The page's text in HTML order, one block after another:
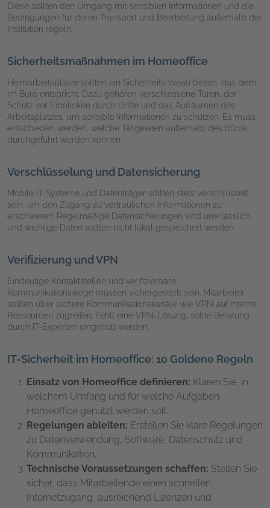
Diese sollten den Umgang mit sensiblen Informationen und die
Bedingungen für deren Transport und Bearbeitung außerhalb der
Institution regeln.
Sicherheitsmaßnahmen im Homeoffice
Heimarbeitsplätze sollten ein Sicherheitsniveau bieten, das dem
im Büro entspricht. Dazu gehören verschlossene Türen, der
Schutz vor Einblicken durch Dritte und das Aufräumen des
Arbeitsplatzes, um sensible Informationen zu schützen. Es muss
entschieden werden, welche Tätigkeiten außerhalb des Büros
durchgeführt werden können.
Verschlüsselung und Datensicherung
Mobile IT-Systeme und Datenträger sollten stets verschlüsselt
sein, um den Zugang zu vertraulichen Informationen zu
erschweren. Regelmäßige Datensicherungen sind unerlässlich,
und wichtige Daten sollten nicht lokal gespeichert werden.
Verifizierung und VPN
Eindeutige Kontaktstellen und verifizierbare
Kommunikationswege müssen sichergestellt sein. Mitarbeiter
sollten über sichere Kommunikationskanäle wie VPN auf interne
Ressourcen zugreifen. Fehlt eine VPN-Lösung, sollte Beratung
durch IT-Experten eingeholt werden.
IT-Sicherheit im Homeoffice: 10 Goldene Regeln
Einsatz von Homeoffice definieren: Klären Sie, in
welchem Umfang und für welche Aufgaben
Homeoffice genutzt werden soll.
Regelungen ableiten: Erstellen Sie klare Regelungen
zu Datenverwendung, Software, Datenschutz und
Kommunikation.
Technische Voraussetzungen schaffen: Stellen Sie
sicher, dass Mitarbeitende einen schnellen
Internetzugang, ausreichend Lizenzen und